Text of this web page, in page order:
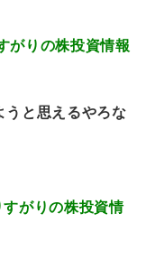
がりの株投資情報
うと思えるやろな
がりの株投資情